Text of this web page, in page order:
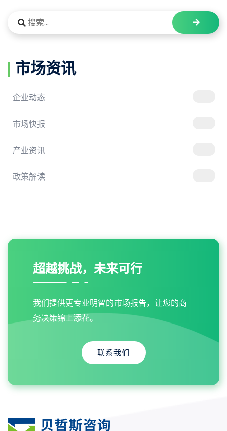
市场资讯
企业动态
市场快报
产业资讯
政策解读
超越挑战，未来可行
我们提供更专业明智的市场报告，让您的商
务决策锦上添花。
联系我们